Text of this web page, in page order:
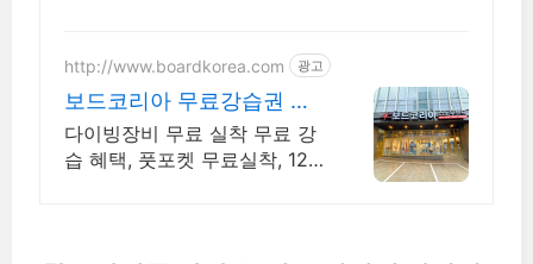
http://www.boardkorea.com 광고
보드코리아 무료강습권 증
정
다이빙장비 무료 실착 무료 강
습 혜택, 풋포켓 무료실착, 129